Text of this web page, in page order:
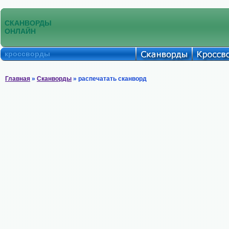
СКАНВОРДЫ
ОНЛАЙН
кроссворды
Главная » Сканворды » распечатать сканворд